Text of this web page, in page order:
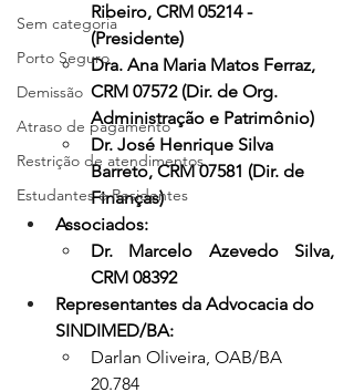
Sem categoria
Porto Seguro
Demissão
Atraso de pagamento
Restrição de atendimentos
Estudantes e Residentes
Ribeiro, CRM 05214 -
(Presidente)
Dra. Ana Maria Matos Ferraz,
CRM 07572 (Dir. de Org.
Administração e Patrimônio)
Dr. José Henrique Silva
Barreto, CRM 07581 (Dir. de
Finanças)
Associados:
Dr. Marcelo Azevedo Silva,
CRM 08392
Representantes da Advocacia do
SINDIMED/BA:
Darlan Oliveira, OAB/BA
20.784